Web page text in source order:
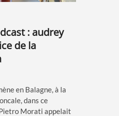
de la
en Balagne, à la
dans ce
Morati appelait